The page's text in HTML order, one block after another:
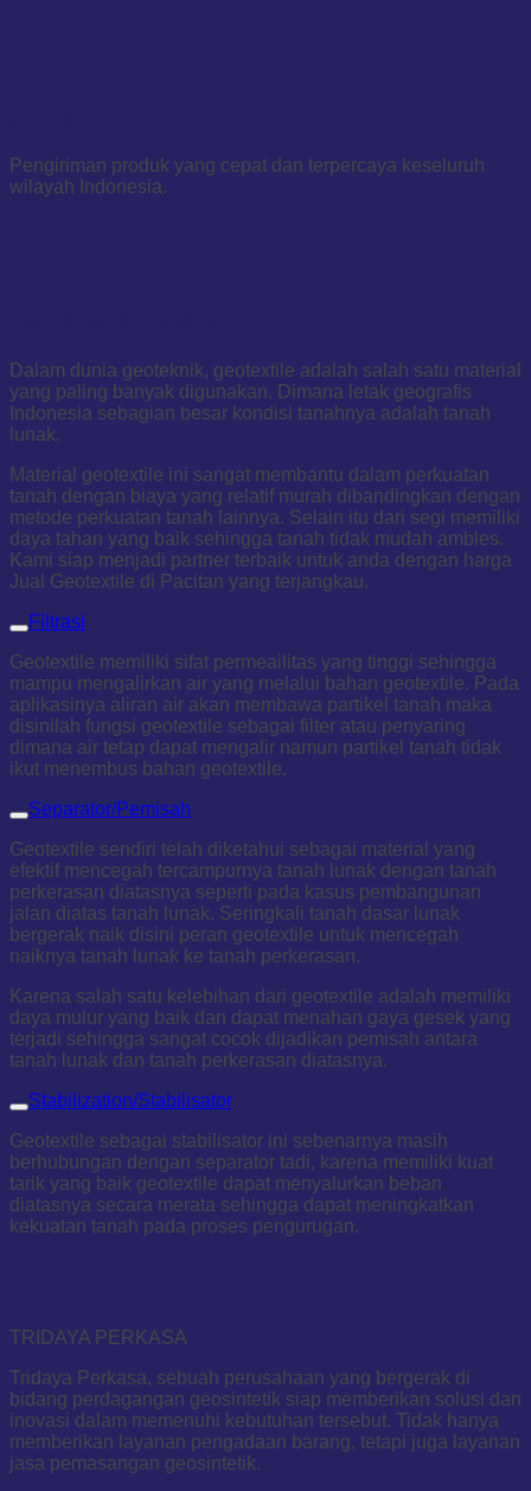
Pengiriman produk yang cepat dan terpercaya keseluruh
wilayah Indonesia.
Dalam dunia geoteknik, geotextile adalah salah satu material
yang paling banyak digunakan. Dimana letak geografis
Indonesia sebagian besar kondisi tanahnya adalah tanah
lunak.
Material geotextile ini sangat membantu dalam perkuatan
tanah dengan biaya yang relatif murah dibandingkan dengan
metode perkuatan tanah lainnya. Selain itu dari segi memiliki
daya tahan yang baik sehingga tanah tidak mudah ambles.
Kami siap menjadi partner terbaik untuk anda dengan harga
Jual Geotextile di Pacitan yang terjangkau.
Filtrasi
Geotextile memiliki sifat permeailitas yang tinggi sehingga
mampu mengalirkan air yang melalui bahan geotextile. Pada
aplikasinya aliran air akan membawa partikel tanah maka
disinilah fungsi geotextile sebagai filter atau penyaring
dimana air tetap dapat mengalir namun partikel tanah tidak
ikut menembus bahan geotextile.
Separator/Pemisah
Geotextile sendiri telah diketahui sebagai material yang
efektif mencegah tercampurnya tanah lunak dengan tanah
perkerasan diatasnya seperti pada kasus pembangunan
jalan diatas tanah lunak. Seringkali tanah dasar lunak
bergerak naik disini peran geotextile untuk mencegah
naiknya tanah lunak ke tanah perkerasan.
Karena salah satu kelebihan dari geotextile adalah memiliki
daya mulur yang baik dan dapat menahan gaya gesek yang
terjadi sehingga sangat cocok dijadikan pemisah antara
tanah lunak dan tanah perkerasan diatasnya.
Stabilization/Stabilisator
Geotextile sebagai stabilisator ini sebenarnya masih
berhubungan dengan separator tadi, karena memiliki kuat
tarik yang baik geotextile dapat menyalurkan beban
diatasnya secara merata sehingga dapat meningkatkan
kekuatan tanah pada proses pengurugan.
TRIDAYA PERKASA
Tridaya Perkasa, sebuah perusahaan yang bergerak di
bidang perdagangan geosintetik siap memberikan solusi dan
inovasi dalam memenuhi kebutuhan tersebut. Tidak hanya
memberikan layanan pengadaan barang, tetapi juga layanan
jasa pemasangan geosintetik.